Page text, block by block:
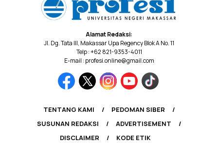
Alamat Redaksi:
Jl. Dg. Tata III, Makassar Upa Regency Blok A No. 11
Telp : +62 821-9353-4011
E-mail : profesi.online@gmail.com
TENTANG KAMI
PEDOMAN SIBER
SUSUNAN REDAKSI
ADVERTISEMENT
DISCLAIMER
KODE ETIK